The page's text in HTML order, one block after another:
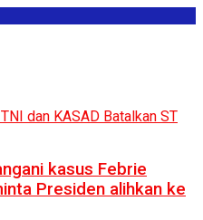
kasus Febrie
Presiden alihkan ke